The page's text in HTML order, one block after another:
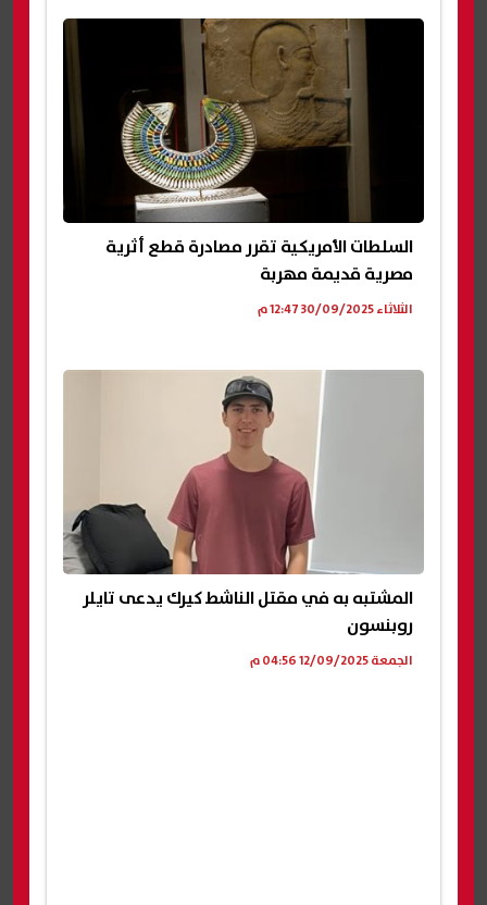
السلطات الأمريكية تقرر مصادرة قطع أثرية
مصرية قديمة مهربة
الثلاثاء 30/09/2025 12:47 م
المشتبه به في مقتل الناشط كيرك يدعى تايلر
روبنسون
الجمعة 12/09/2025 04:56 م